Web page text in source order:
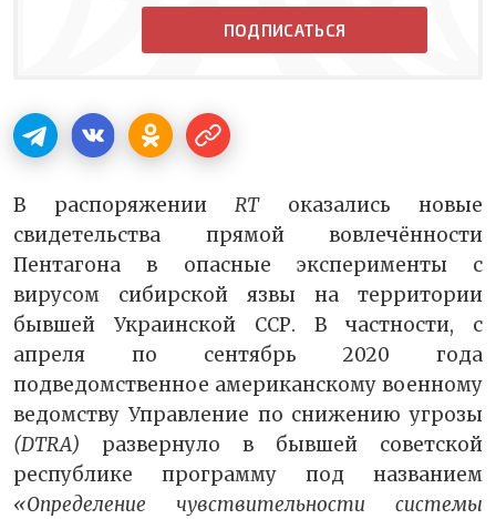
ПОДПИСАТЬСЯ
В распоряжении RTоказались новые
свидетельства прямой вовлечённости
Пентагона в опасные эксперименты с
вирусом сибирской язвы на территории
бывшей Украинской ССР. В частности, с
апреля по сентябрь 2020 года
подведомственное американскому военному
ведомству Управление по снижению угрозы
(DTRA) развернуло в бывшей советской
республике программу под названием
«Определение чувствительности системы